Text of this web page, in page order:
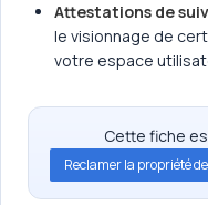
Attestations de
le visionnage de
votre espace
Cette fiche
Reclamer la propriété